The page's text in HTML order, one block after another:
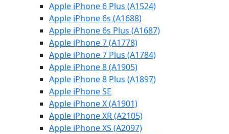
Apple iPhone 6 Plus (A1524)
Apple iPhone 6s (A1688)
Apple iPhone 6s Plus (A1687)
Apple iPhone 7 (A1778)
Apple iPhone 7 Plus (A1784)
Apple iPhone 8 (A1905)
Apple iPhone 8 Plus (A1897)
Apple iPhone SE
Apple iPhone X (A1901)
Apple iPhone XR (A2105)
Apple iPhone XS (A2097)